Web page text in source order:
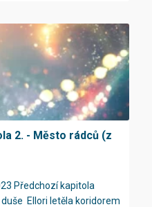
2. - Město rádců (z
Předchozí kapitola
duše Ellori letěla koridorem